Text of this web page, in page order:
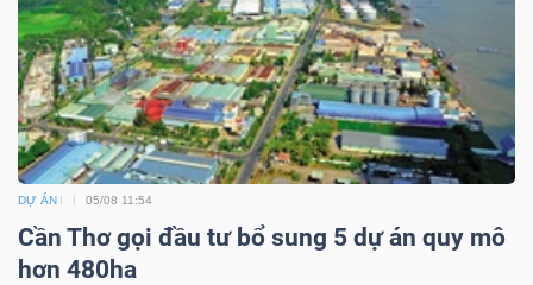
DỰ ÁN 05/08 11:54
Cần Thơ gọi đầu tư bổ sung 5 dự án quy mô
hơn 480ha